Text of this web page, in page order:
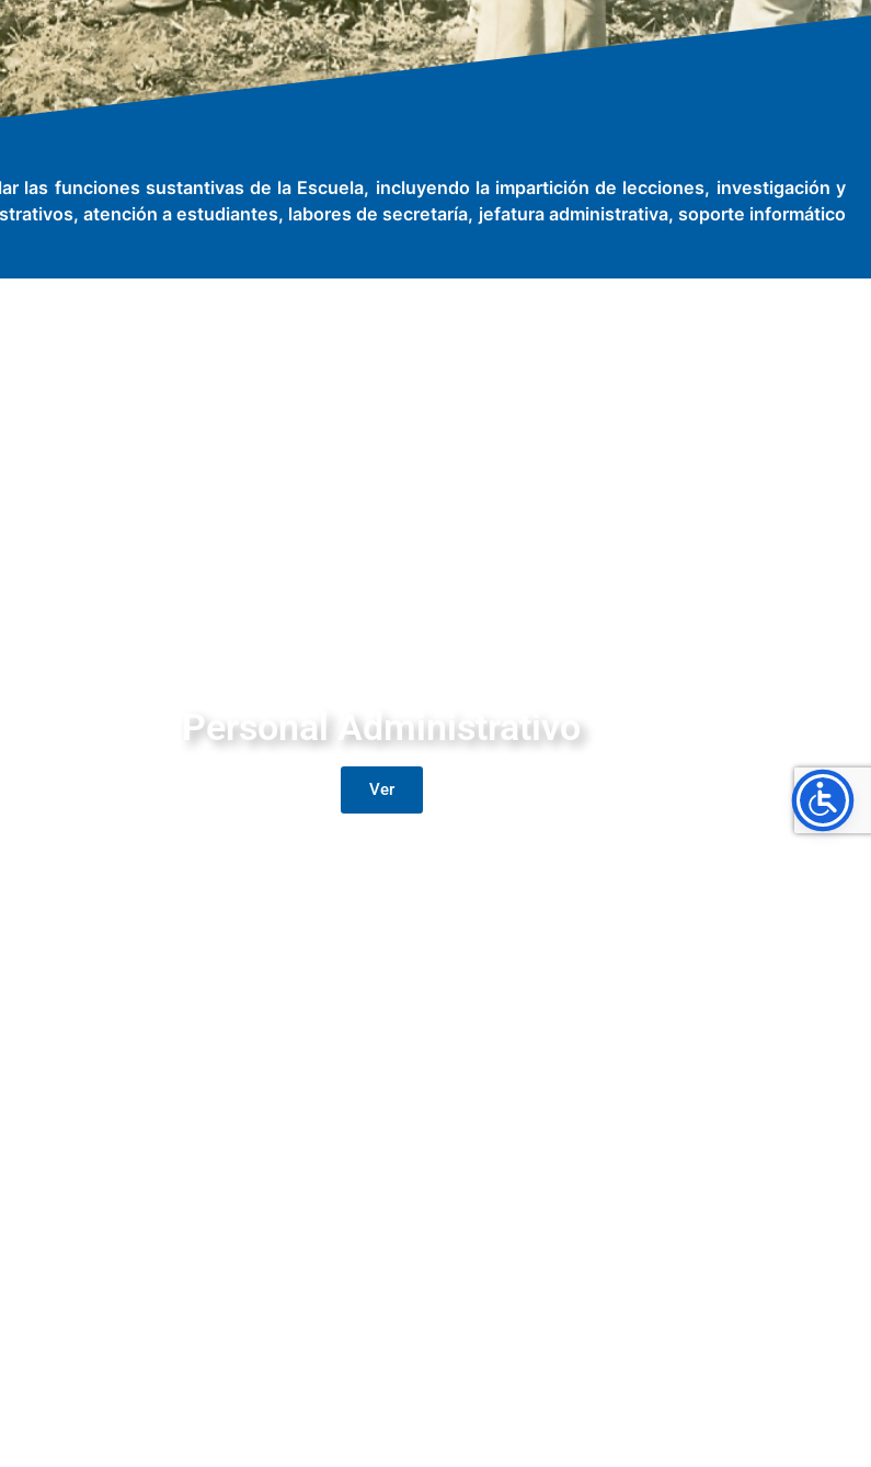
las funciones sustantivas de la Escuela, incluyendo la impartición de lecciones, investigación y
atención a estudiantes, labores de secretaría, jefatura administrativa, soporte informático
Personal Administrativo
Ver